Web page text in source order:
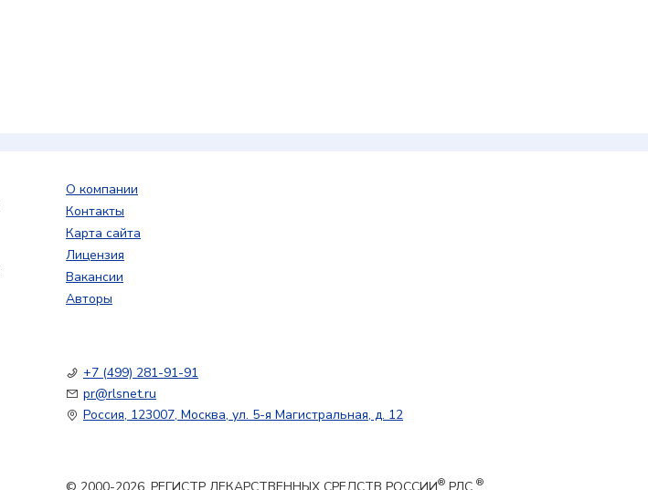
О компании
Контакты
Карта сайта
Лицензия
Вакансии
Авторы
+7 (499) 281-91-91
pr@rlsnet.ru
Россия, 123007, Москва, ул. 5-я Магистральная, д. 12
© 2000-2026. РЕГИСТР ЛЕКАРСТВЕННЫХ СРЕДСТВ РОССИИ® РЛС ®